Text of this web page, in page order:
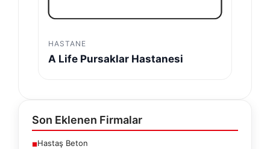
HASTANE
A Life Pursaklar Hastanesi
Son Eklenen Firmalar
■Hastaş Beton